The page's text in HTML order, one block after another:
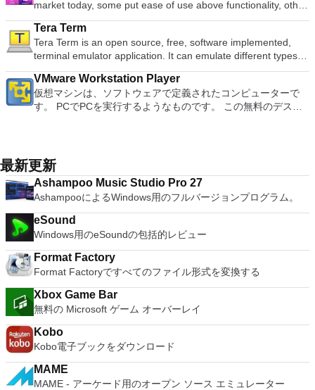
many innovative features, including a useful a paragraph
adjustment tool int he Writer program. It has an Office to PDF
converter, automatic spell checking and word count features.
It also has some neat tools such as the Watermark in
document, and converting PowerPoint to Word document
support. Overall, WPS Office 2016 Free is a good alternative
to Microsoft's offering. The Writer program is a versatile word
processor; the Presentation program is an easy to use and
effective slide show maker that helps you to create impressive
バイス間の接続をバックアップおよび同期します。 仮想キー
の高度なキーが含まれています。 Bluetoothキーボードのサポ
ート。 VNC Connectサブスクリプションには、無料、有料、
試用の3つのバージョンがあります。 制御する必要のあるマシ
ンごとに、RealVNCのWebサイトにアクセスして、各コンピ
ューターにVNC Connectをダウンロードするだけです。次
に、RealVNCアカウントの資格情報を使用して、ローカルマ
シンでVNC Viewerにサインインします。そこから、コンピュ
ューターへのログインに使用するのと同じユーザー名とパスワ
ードを入力するだけです。 WIN 7,8,8.1,10をサポートしま
す。 VNC ViewerのMacバージョンをお探しですか？ここから
ダウンロード
の向上：Microsoft Mixed Realityヘッドセット、HTC、VIVE、
およびOculus Riftをサポート Fire TVとキャストのサポート
注：これは商用トライアルです。
2007。 Microsoft Office PowerPoint 2007。 Microsoft Office
Publisher 2007。 Microsoft Office Visio 2007。 Microsoft
Office Word 2007。 2007 Microsoft Officeプログラムのこの
Microsoft Save as PDFまたはXPSアドインは、2007 Microsoft
Office systemソフトウェアの補足条項であり、2007 Microsoft
Office systemソフトウェアのライセンス条項の対象となりま
す。 システム要件：サポートされているオペレーティングシ
ステム。 Windows Server 2003、Windows Vista、Windows
まったく新しい外観でデジタル エンターテイメントを楽しめ
ます。 大好きな音楽をより多く - デジタル音楽体験がさらに
楽しくなります。 エンターテイメントをすべて1つの場所に -
音楽、ビデオ、写真、録画したテレビ番組をすべて保存して楽
しめます。 どこでも楽しめる - どこにいても音楽、ビデオ、
写真にアクセスできます。
market today, some put ease of use above functionality, other
place integration above stability. VMware Workstation Pro is
the easiest to use, the fastest and the most reliable app when
it comes to evaluating a new OS, or new software apps and
patches, in an isolated and safe virtualized environment. Key
Features include: Powerful 3D Graphics - DirectX 10* and
OpenGL 3.3 support. VMware Compatibility - Create one; Run
anywhere on VMware software. vSphere and vCloud Air
Support - Drag and drop VMs between environments.
Haswell CPU support. Enterprise Quality Virtual Machines -
16 vCPUs, 8TB virtual disks, and 64GB memory. Enhanced
IPv6 Support - IPv6-to-IPv4 NAT (6to4 and 4to6). Virtual
Machine Video Memory - Up to 2GB. Enhanced Connectivity -
USB 3.0, Bluetooth, HD audio, printers, and Skype support.
High Resolution Displays - 4K UHD and QHD+ support.
who are a little skeptical about making the leap over to
Windows 10. By utilizing an app like this, you'll get to try out
all of Windows 10's new features in a safe sandboxed
environment, without the need to install the OS natively.
VMware Workstation Pro doesn't just support Microsofts OS,
you can also install Linux VMs, including Ubuntu, Red Hat,
Fedora, and lots of other distributions as well. Overall,
Workstation Pro offers high performance, strong reliability,
and cutting edge features that make it stand out from the
crowd. The full version is a little pricey, but you do get what
Tera Term
Tera Term is an open source, free, software implemented,
terminal emulator application. It can emulate different types of
computer terminals, from DEC VT100 to DEC VT382, and it
supports telnet, SSH 1 & 2 and serial port connections. It also
has a built-in macro scripting language and some other useful
plugins. Key features include: Automatically creates logs with
remote Telnet or SSH hosts. It sports a clean and crisp layout
that is easy to work with. The application does not take a long
time to wrap your head around and is also very light on
system resources. So, if you need a free terminal emulator,
which is easy to master and supports remote Telnet or SSH
host connections then Tera Term is a good choice.
VMware Workstation Player
仮想マシンは、ソフトウェアで定義されたコンピューターで
す。 PCでPCを実行するようなものです。 この無料のデスク
主な機能は次のとおりです。 1台のPCで複数のオペレーティ
ングシステムを同時に実行します。 インストールや構成の問
題なしに、事前構成された製品の利点を体験してください。
ホストコンピューターと仮想マシン間でデータを共有します。
32ビットと64ビットの両方の仮想マシンを実行します。 2-
way Virtual SMPを活用します。 サードパーティの仮想マシン
とイメージを使用します。 ホストコンピューターと仮想マシ
ン間でデータを共有します。 幅広いホストおよびゲストオペ
レーティングシステムのサポート。 USB 2.0デバイスのサポー
ト。 起動時にアプライアンス情報を取得します。 直感的なホ
ームページインターフェイスを介して仮想マシンに簡単にアク
セスできます。 VMware Playerは、Microsoft Virtual Server仮
います。
最新更新
Ashampoo Music Studio Pro 27
AshampooによるWindows用のフルバージョンプログラム。
eSound
Windows用のeSoundの包括的レビュー
Format Factory
Format Factoryですべてのファイル形式を変換する
Xbox Game Bar
無料の Microsoft ゲーム オーバーレイ
Kobo
Kobo電子ブックをダウンロード
MAME
MAME - アーケード用のオープン ソース エミュレーター